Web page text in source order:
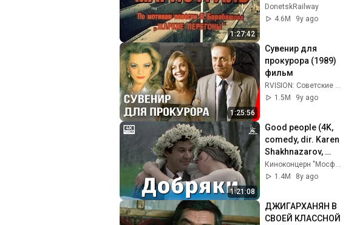
1:27:42
DonetskRailway
4.6M
9y ago
1:25:56
Сувенир для
прокурора (1989)
фильм
RVISION: Советские фильмы
1.5M
9y ago
1:21:08
Good people (4K,
comedy, dir. Karen
Shakhnazarov,
1979)
Киноконцерн "Мосфильм"
1.4M
8y ago
ДЖИГАРХАНЯН В
СВОЕЙ КЛАССНОЙ